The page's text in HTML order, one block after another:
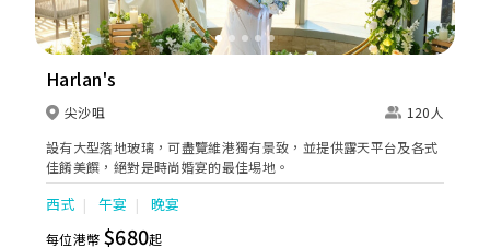
Harlan's
尖沙咀
120人
設有大型落地玻璃，可盡覽維港獨有景致，並提供露天平台及各式
佳餚美饌，絕對是時尚婚宴的最佳埸地。
西式 午宴 晚宴
每位港幣 $680起